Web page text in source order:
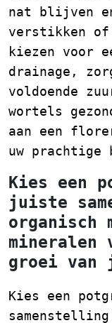
nat blijven
verstikken
kiezen voor
drainage,
voldoende
wortels
aan een
uw prachtige
Kies een
juiste
organisch
mineralen
groei van
Kies een